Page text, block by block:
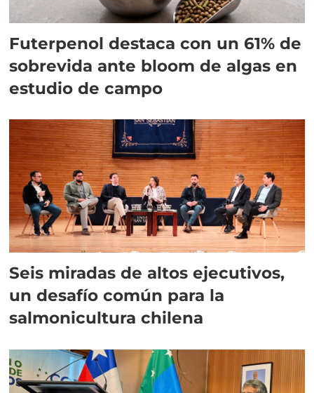
Futerpenol destaca con un 61% de
sobrevida ante bloom de algas en
estudio de campo
Seis miradas de altos ejecutivos,
un desafío común para la
salmonicultura chilena